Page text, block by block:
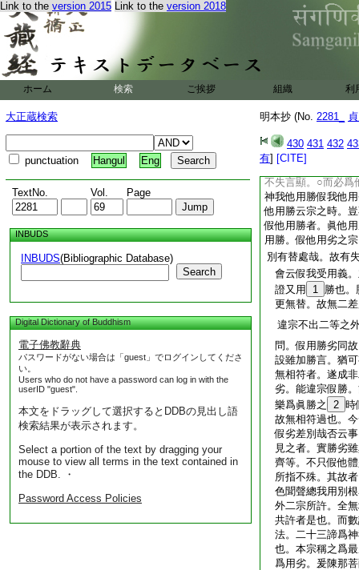
Link to the version 2015 Link to the version 2018
ホーム 検索 ご挨拶 組織 利
大正蔵検索
punctuation Hangul Eng
TextNo. Vol. Page
INBUDS
INBUDS(Bibliographic Database)
Search
Digital Dictionary of Buddhism
電子佛教辭典
パスワードがない場合は「guest」でログインしてくださ
い。
Users who do not have a password can log in with the
userID "guest".
本文をドラッグして選択するとDDBの見出し語
検索結果が表示されます。
Select a portion of the text by dragging your
mouse to view all terms in the text contained in
the DDB. ・
Password Access Policies
明本抄 (No. 2281_
430 431 432
有] [CITE]
之習。此義必然
耶 答。理雖可然
會其難云者。文
用勝能違。成不樂
識。望非定離眼
言顯有失失 註
註釋云。又陳那立
二差別 文
不失言顯。○而必爲
神我他用勝假我他
他用勝云宗之時。
假他用勝者。眞他
用勝。假他用劣之
別有替處哉。故有
會云假我受用義
證又用
1 勝也。
更無替。故無二
違宗不出二等之
問。假用勝劣同
設雖加勝言。猶
無相符者。遂成
劣。能違宗假勝
樂爲眞勝之
2 時
故無相符過也。
假劣差別哉否云
見之者。實勝劣
齊等。不只假他
所指不殊。其故
色聞聲總我用別
外二宗所許。全
共許者是也。而
法。二十三諦爲
也。本宗稱之爲
爲用劣。爰陳那